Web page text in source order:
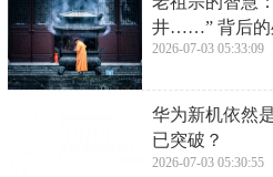
井……” 背后的
2026-07-03 05:33:09
华为新机依然
已突破？
2026-07-03 05:30:55